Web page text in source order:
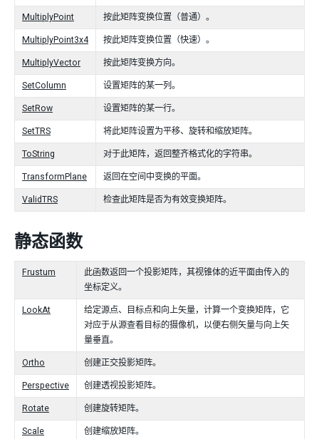
MultiplyPoint 按此矩阵变换位置（普通）。
MultiplyPoint3x4 按此矩阵变换位置（快速）。
MultiplyVector 按此矩阵变换方向。
SetColumn 设置矩阵的某一列。
SetRow 设置矩阵的某一行。
SetTRS 将此矩阵设置为平移、旋转和缩放矩阵。
ToString 对于此矩阵，返回整齐格式化的字符串。
TransformPlane 返回在空间中变换的平面。
ValidTRS 检查此矩阵是否为有效变换矩阵。
静态函数
Frustum
此函数返回一个投影矩阵，其视锥体的近平面由传入的
坐标定义。
LookAt
给定源点、目标点和向上矢量，计算一个变换矩阵，它
对应于从源查看目标的摄像机，以便右侧矢量与向上矢
量垂直。
Ortho 创建正交投影矩阵。
Perspective 创建透视投影矩阵。
Rotate 创建旋转矩阵。
Scale 创建缩放矩阵。